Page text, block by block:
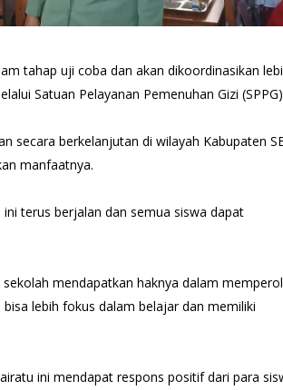
tahap uji coba dan akan dikoordinasikan
Satuan Pelayanan Pemenuhan Gizi
secara berkelanjutan di wilayah Kabupaten
manfaatnya.
terus berjalan dan semua siswa dapat
mendapatkan haknya dalam
lebih fokus dalam belajar dan memiliki
ini mendapat respons positif dari para